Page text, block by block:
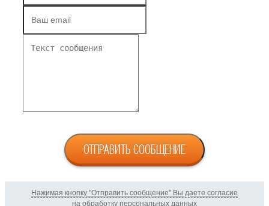
ОТПРАВИТЬ СООБЩЕНИЕ
Нажимая кнопку "Отправить сообщение" Вы даете согласие
на обработку персональных данных